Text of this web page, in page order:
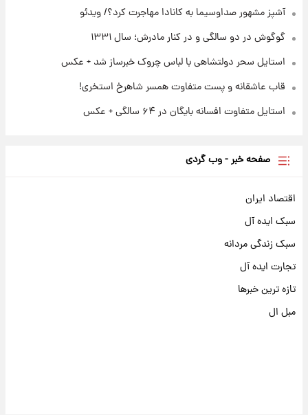
آشپز مشهور صداوسیما به کانادا مهاجرت کرد؟/ ویدئو
گوگوش در دو سالگی و در کنار مادرش؛ سال ۱۳۳۱
استایل سحر دولتشاهی با لباس چروک خبرساز شد + عکس
قاب عاشقانه و پست متفاوت همسر شاهرخ استخری!
استایل متفاوت افسانه بایگان در ۶۴ سالگی + عکس
صفحه خبر - وب گردی
اقتصاد ایران
سبک ایده آل
سبک زندگی مردانه
تجارت ایده آل
تازه ترین خبرها
مبل ال